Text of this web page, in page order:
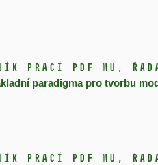
prací PdF MU,
paradigma pro tvorbu
prací PdF MU,